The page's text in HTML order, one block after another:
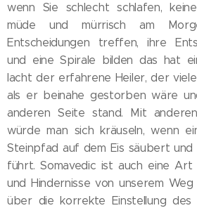
wenn Sie schlecht schlafen,
müde und mürrisch am
Entscheidungen treffen, ihre
und eine Spirale bilden das hat
lacht der erfahrene Heiler, der
als er beinahe gestorben wäre
anderen Seite stand. Mit
würde man sich kräuseln, wenn
Steinpfad auf dem Eis säubert
führt. Somavedic ist auch eine Art
und Hindernisse von unserem
über die korrekte Einstellung des